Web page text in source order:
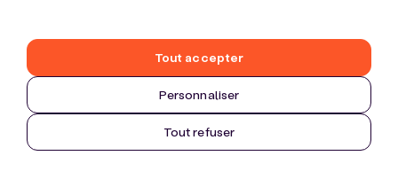
Personnaliser
Tout refuser
Tout accepter